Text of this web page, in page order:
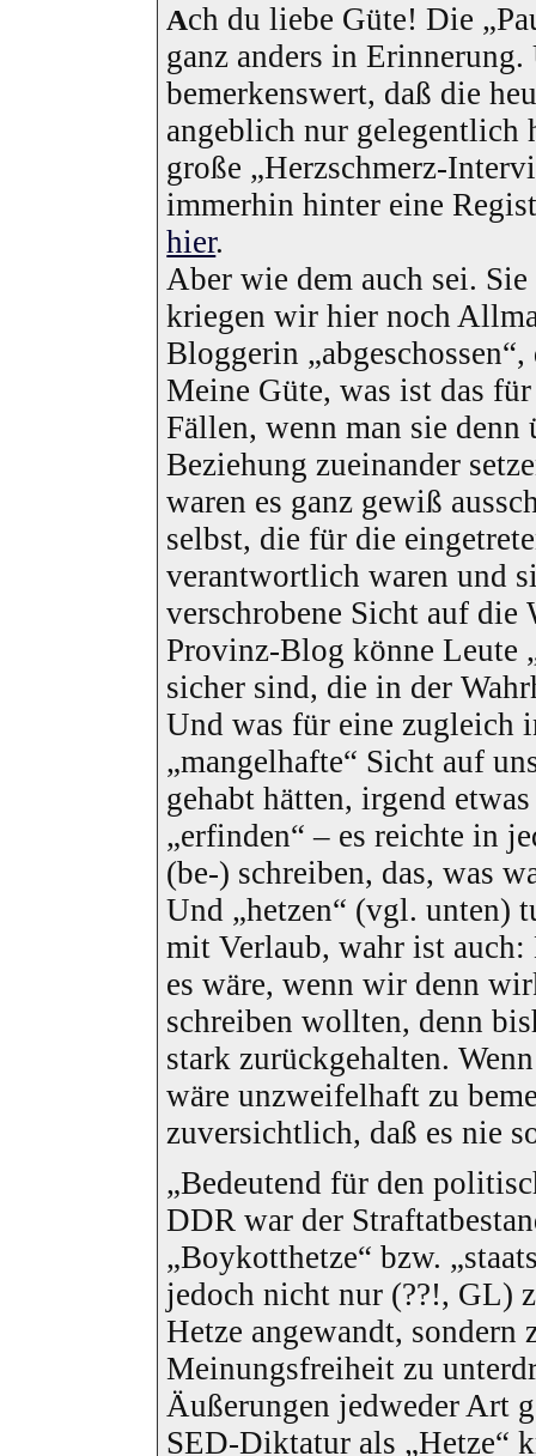
Ach du liebe Güte! Die
ganz anders in
bemerkenswert, daß die
angeblich nur gelegentlich
große „Herzschmerz-
immerhin hinter eine
hier.
Aber wie dem auch sei. Sie
kriegen wir hier noch
Bloggerin
Meine Güte, was ist das
Fällen, wenn man sie
Beziehung zueinander
waren es ganz gewiß
selbst, die für die
verantwortlich waren und
verschrobene Sicht auf
Provinz-Blog könne Leute
sicher sind, die in der
Und was für eine zugleich
„mangelhafte“ Sicht auf
gehabt hätten, irgend
„erfinden“ – es reichte in
(be-) schreiben, das, was
Und „hetzen“ (vgl. unten)
mit Verlaub, wahr ist
es wäre, wenn wir denn
schreiben wollten, denn
stark zurückgehalten.
wäre unzweifelhaft zu
zuversichtlich, daß es nie
„Bedeutend für den
DDR war der
„Boykotthetze“ bzw.
jedoch nicht nur (??!, GL)
Hetze angewandt,
Meinungsfreiheit zu
Äußerungen jedweder Art
SED-Diktatur als „Hetze“